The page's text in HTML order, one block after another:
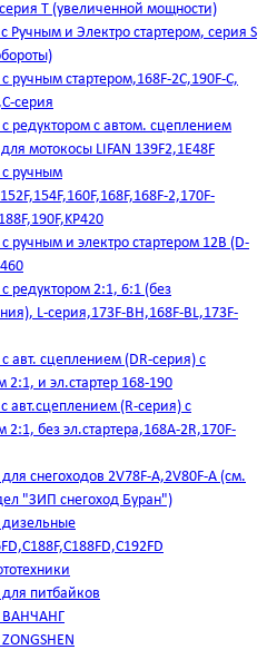
Т (увеличенной мощности)
Ручным и Электро стартером, серия S
ручным стартером,168F-2C,190F-C,
серия
редуктором с автом. сцеплением
мотокосы LIFAN 139F2,1E48F
ручным
2,170F-
ручным и электро стартером 12В (D-
редуктором 2:1, 6:1 (без
L-серия,173F-BH,168F-BL,173F-
авт. сцеплением (DR-серия) с
2:1, и эл.стартер 168-190
авт.сцеплением (R-серия) с
2:1, без эл.стартера,168А-2R,170F-
снегоходов 2V78F-A,2V80F-A (см.
"ЗИП снегоход Буран")
дизельные
питбайков
ВАНЧАНГ